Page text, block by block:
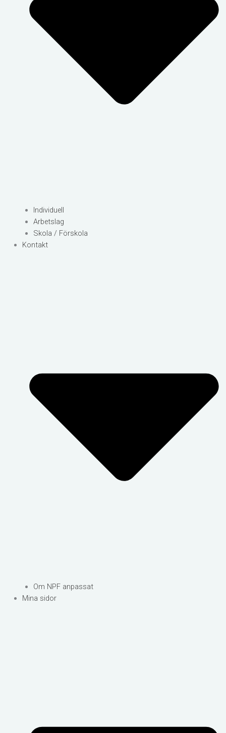
Individuell
Arbetslag
Skola / Förskola
Kontakt
Om NPF anpassat
Mina sidor